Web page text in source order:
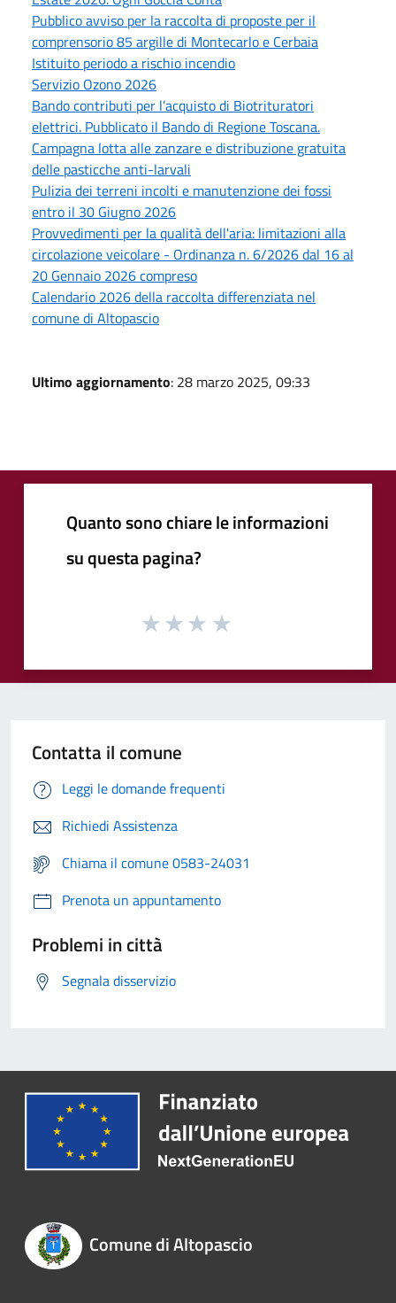
Pubblico avviso per la raccolta di proposte per il
comprensorio 85 argille di Montecarlo e Cerbaia
Istituito periodo a rischio incendio
Servizio Ozono 2026
Bando contributi per l’acquisto di Biotrituratori
elettrici. Pubblicato il Bando di Regione Toscana.
Campagna lotta alle zanzare e distribuzione gratuita
delle pasticche anti-larvali
Pulizia dei terreni incolti e manutenzione dei fossi
entro il 30 Giugno 2026
Provvedimenti per la qualità dell'aria: limitazioni alla
circolazione veicolare - Ordinanza n. 6/2026 dal 16 al
20 Gennaio 2026 compreso
Calendario 2026 della raccolta differenziata nel
comune di Altopascio
Ultimo aggiornamento: 28 marzo 2025, 09:33
Quanto sono chiare le informazioni
su questa pagina?
Contatta il comune
Leggi le domande frequenti
Richiedi Assistenza
Chiama il comune 0583-24031
Prenota un appuntamento
Problemi in città
Segnala disservizio
Comune di Altopascio